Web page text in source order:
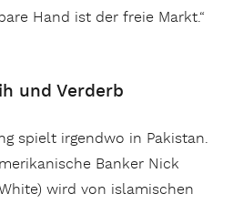
Hand ist der freie Markt.“
und Verderb
spielt irgendwo in Pakistan.
Banker Nick
wird von islamischen